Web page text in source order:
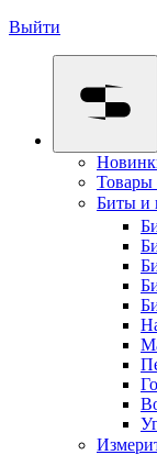
Выйти
Товары
Биты и